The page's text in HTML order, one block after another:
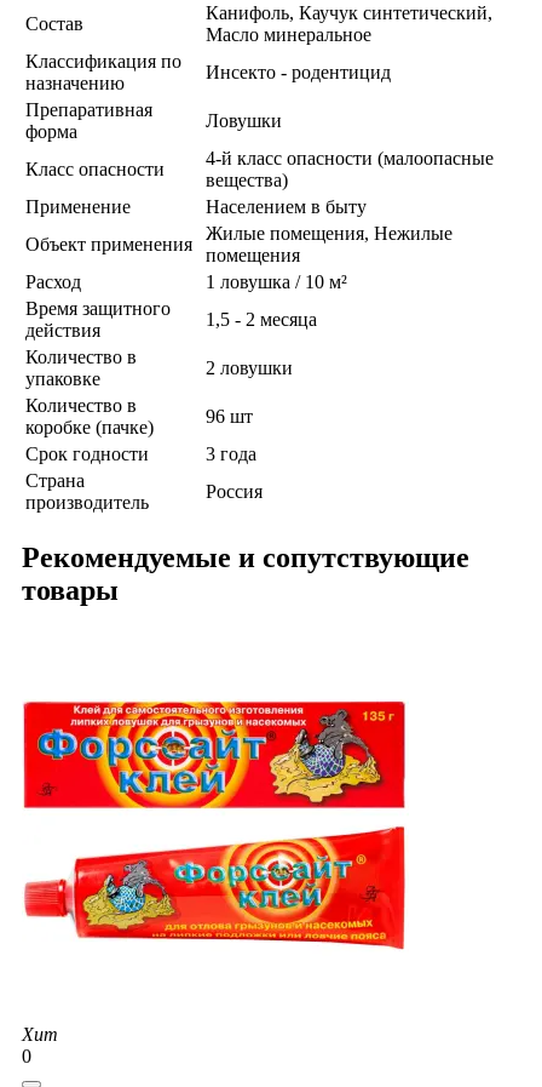
Состав
Канифоль, Каучук синтетический,
Масло минеральное
Классификация по
назначению
Инсекто - родентицид
Препаративная
форма
Ловушки
Класс опасности
4-й класс опасности (малоопасные
вещества)
Применение
Населением в быту
Объект применения
Жилые помещения, Нежилые
помещения
Расход
1 ловушка / 10 м²
Время защитного
действия
1,5 - 2 месяца
Количество в
упаковке
2 ловушки
Количество в
коробке (пачке)
96 шт
Срок годности
3 года
Страна
производитель
Россия
Рекомендуемые и сопутствующие
товары
Хит
0